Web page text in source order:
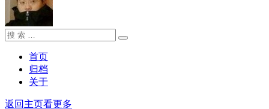
搜
搜
首页
归档
关于
返回主页看更多